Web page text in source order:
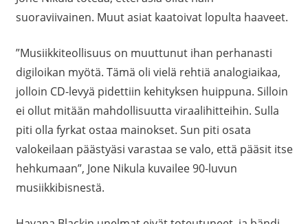
suoraviivainen. Muut asiat kaatoivat lopulta haaveet.
”Musiikkiteollisuus on muuttunut ihan perhanasti
digiloikan myötä. Tämä oli vielä rehtiä analogiaikaa,
jolloin CD-levyä pidettiin kehityksen huippuna. Silloin
ei ollut mitään mahdollisuutta viraalihitteihin. Sulla
piti olla fyrkat ostaa mainokset. Sun piti osata
valokeilaan päästyäsi varastaa se valo, että pääsit itse
hehkumaan”, Jone Nikula kuvailee 90-luvun
musiikkibisnestä.